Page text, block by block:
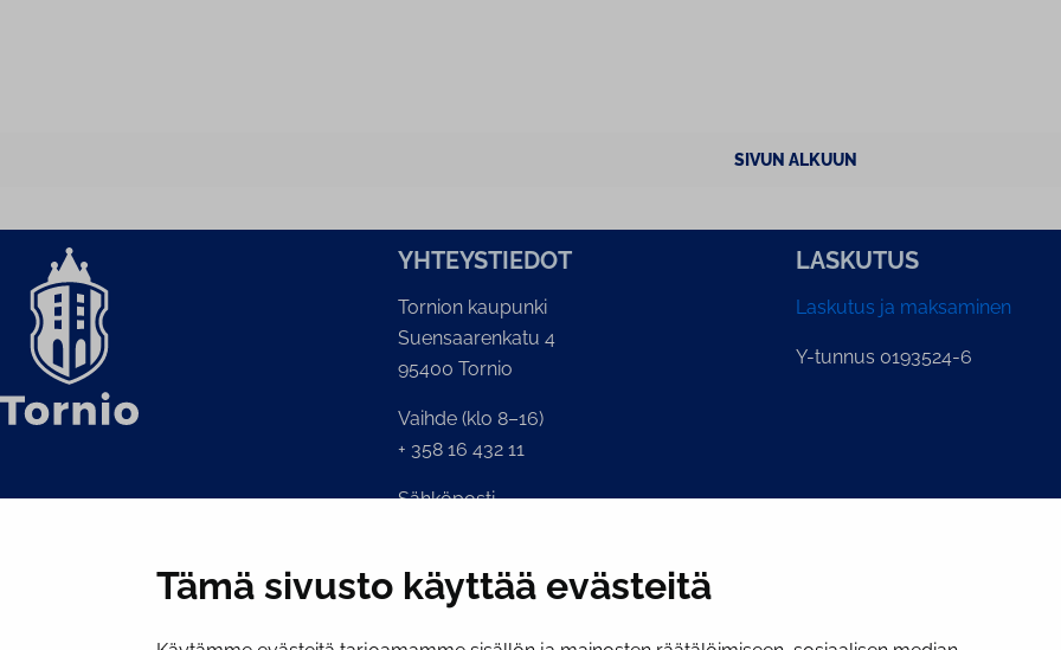
Tämä sivusto käyttää evästeitä
SIVUN ALKUUN
YH­TEYS­TIE­DOT
Tornion kaupunki
Suensaarenkatu 4
95400 Tornio
Vaihde (klo 8–16)
+ 358 16 432 11
Sähköposti
LASKUTUS
Laskutus ja maksaminen
Y-tunnus 0193524-6